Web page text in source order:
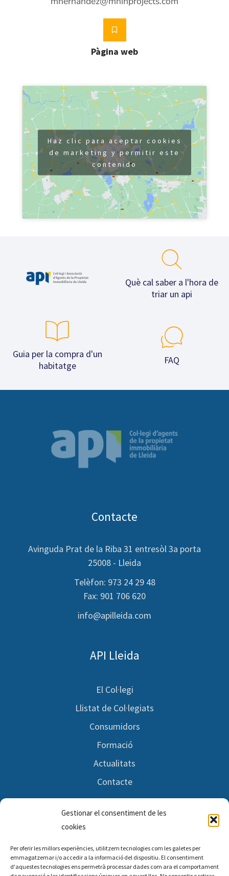
Gestionar el consentiment de les
cookies
Per oferir les millors experiències, utilitzem tecnologies com les galetes per
emmagatzemar i/o accedir a la informació del dispositiu. El consentiment
d'aquestes tecnologies ens permetrà processar dades com ara el comportament
Pàgina web
Haz clic para aceptar cookies
de marketing y permitir este
contenido
Què cal saber a l'hora de
triar un api
Guia per la compra d'un
habitatge
FAQ
Contacte
Avinguda Prat de la Riba 31 entresòl 3a porta
25008 - Lleida
Telèfon: 973 24 29 48
Fax: 901 706 620
info@apilleida.com
API Lleida
El Col·legi
Llistat de Col·legiats
Consumidors
Formació
Actualitats
Contacte
Segueix-nos
Facebook